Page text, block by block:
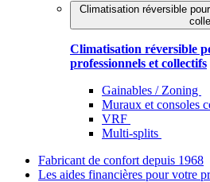
Climatisation réversible
Climatisation réversible
professionnels et collectifs
Gainables / Zoning
Muraux et consoles
VRF
Multi-splits
Fabricant de confort depuis 1968
Les aides financières pour votre